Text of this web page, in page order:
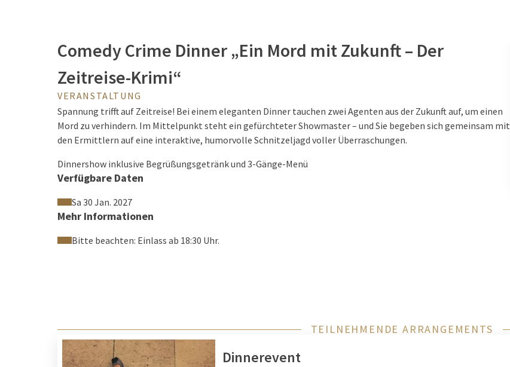
Comedy Crime Dinner „Ein Mord mit Zukunft – Der
Zeitreise-Krimi“
VERANSTALTUNG
Spannung trifft auf Zeitreise! Bei einem eleganten Dinner tauchen zwei Agenten aus der Zukunft auf, um einen
Mord zu verhindern. Im Mittelpunkt steht ein gefürchteter Showmaster – und Sie begeben sich gemeinsam mit
den Ermittlern auf eine interaktive, humorvolle Schnitzeljagd voller Überraschungen.
Dinnershow inklusive Begrüßungsgetränk und 3-Gänge-Menü
Verfügbare Daten
Sa 30 Jan. 2027
Mehr Informationen
Bitte beachten: Einlass ab 18:30 Uhr.
TEILNEHMENDE ARRANGEMENTS
Dinnerevent